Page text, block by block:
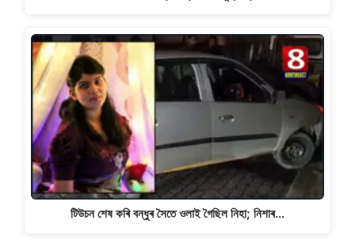
টিউচন শেষ কৰি বন্ধুৰ সৈতে ওলাই গৈছিল নিহা; নিশাৰ…